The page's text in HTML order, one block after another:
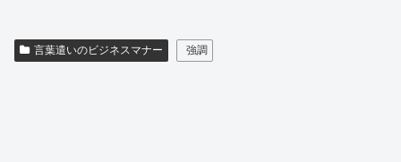
言葉遣いのビジネスマナー 強調